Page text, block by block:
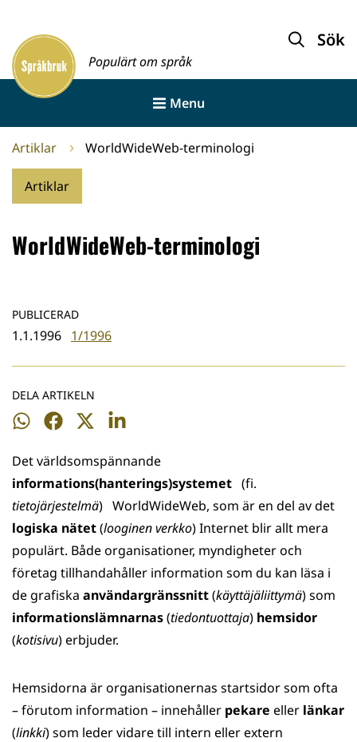
innehållet
Framsida
Populärt om språk
Sök
Menu
Artiklar WorldWideWeb-terminologi
Artiklar
WorldWideWeb-terminologi
PUBLICERAD
1.1.1996 1/1996
DELA ARTIKELN
Dela
WhatsApp
Dela
Facebook
Dela
Twitter
Dela
LinkedIn
Det världsomspännande
informations(hanterings)systemet (fi.
tietojärjestelmä) WorldWideWeb, som är en del av det
logiska nätet(looginen verkko) Internet blir allt mera
populärt. Både organisationer, myndigheter och
företag tillhandahåller information som du kan läsa i
de grafiska användargränssnitt(käyttäjäliittymä) som
informationslämnarnas(tiedontuottaja) hemsidor
(kotisivu) erbjuder.
Hemsidorna är organisationernas startsidor som ofta
­– förutom information – innehåller pekare eller länkar
(linkki) som leder vidare till intern eller extern